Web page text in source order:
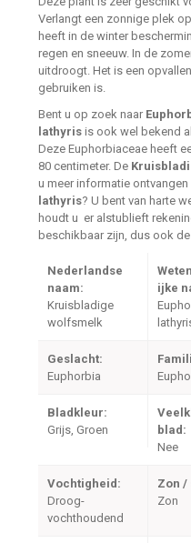
Verlangt een zonnige plek
heeft in de winter
regen en sneeuw. In de
uitdroogt. Het is een
gebruiken is.
Bent u op zoek naar
lathyris is ook wel bekend
Deze Euphorbiaceae heeft
80 centimeter. De
u meer informatie
lathyris? U bent van harte
houdt u er alstublieft
beschikbaar zijn, dus ook
Nederlandse
naam:
Kruisbladige
wolfsmelk
ijke
Geslacht:
Euphorbia
Bladkleur:
Grijs, Groen
blad:
Nee
Vochtigheid:
Droog-
vochthoudend
Zon /
Zon